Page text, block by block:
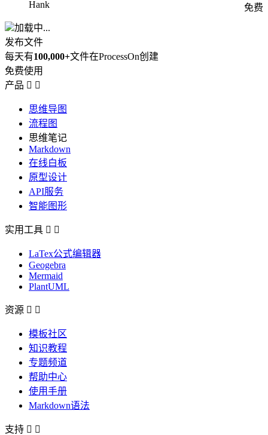
Hank
免费
加载中...
发布文件
每天有100,000+文件在ProcessOn创建
免费使用
产品  
思维导图
流程图
思维笔记
Markdown
在线白板
原型设计
API服务
智能图形
实用工具  
LaTex公式编辑器
Geogebra
Mermaid
PlantUML
资源  
模板社区
知识教程
专题频道
帮助中心
使用手册
Markdown语法
支持  